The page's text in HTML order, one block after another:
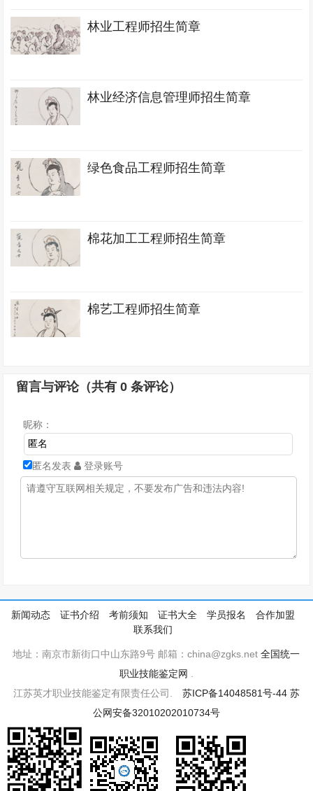
林业工程师招生简章
林业经济信息管理师招生简章
绿色食品工程师招生简章
棉花加工工程师招生简章
棉艺工程师招生简章
留言与评论（共有0 条评论）
昵称：
匿名发表 登录账号
新闻动态 证书介绍 考前须知 证书大全 学员报名
合作加盟
联系我们
地址：南京市新街口中山东路9号 邮箱：china@zgks.net全国统一
职业技能鉴定网
江苏英才职业技能鉴定有限责任公司. 苏ICP备14048581号-44 苏
公网安备32010202010734号